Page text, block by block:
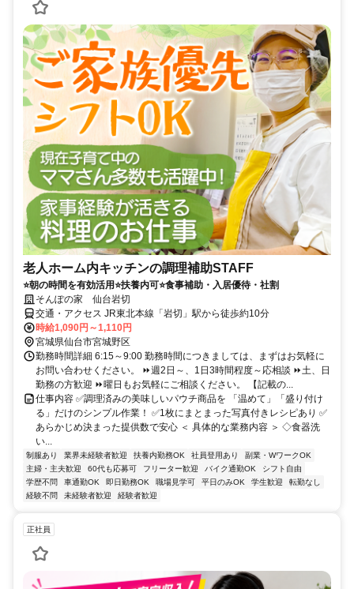
老人ホーム内キッチンの調理補助STAFF
⭐朝の時間を有効活用⭐扶養内可⭐食事補助・入居優待・社割
そんぽの家 仙台岩切
交通・アクセス JR東北本線「岩切」駅から徒歩約10分
時給1,090円～1,110円
宮城県仙台市宮城野区
勤務時間詳細 6:15～9:00 勤務時間につきましては、まずはお気軽に
お問い合わせください。 ⏩週2日～、1日3時間程度～応相談 ⏩土、日
勤務の方歓迎 ⏩曜日もお気軽にご相談ください。 【記載の...
仕事内容 ✅調理済みの美味しいパウチ商品を 「温めて」「盛り付け
る」だけのシンプル作業！ ✅1枚にまとまった写真付きレシピあり ✅
あらかじめ決まった提供数で安心 ＜ 具体的な業務内容 ＞ ◇食器洗
い...
制服あり 業界未経験者歓迎 扶養内勤務OK 社員登用あり
副業・WワークOK
主婦・主夫歓迎
60代も応募可 フリーター歓迎 バイク通勤OK
シフト自由
学歴不問
車通勤OK 即日勤務OK 職場見学可 平日のみOK 学生歓迎
転勤なし
経験不問
未経験者歓迎 経験者歓迎
正社員